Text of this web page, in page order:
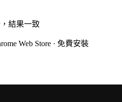
結果一致
Web Store · 免費安裝